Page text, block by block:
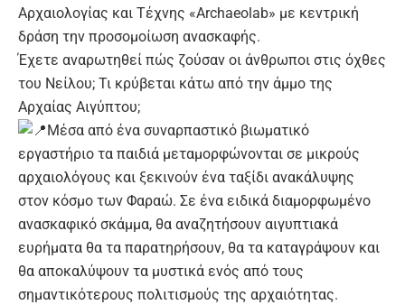
Αρχαιολογίας και Τέχνης «Archaeolab» με κεντρική
δράση την προσομοίωση ανασκαφής.
Έχετε αναρωτηθεί πώς ζούσαν οι άνθρωποι στις όχθες
του Νείλου; Τι κρύβεται κάτω από την άμμο της
Αρχαίας Αιγύπτου;
Μέσα από ένα συναρπαστικό βιωματικό
εργαστήριο τα παιδιά μεταμορφώνονται σε μικρούς
αρχαιολόγους και ξεκινούν ένα ταξίδι ανακάλυψης
στον κόσμο των Φαραώ. Σε ένα ειδικά διαμορφωμένο
ανασκαφικό σκάμμα, θα αναζητήσουν αιγυπτιακά
ευρήματα θα τα παρατηρήσουν, θα τα καταγράψουν και
θα αποκαλύψουν τα μυστικά ενός από τους
σημαντικότερους πολιτισμούς της αρχαιότητας.